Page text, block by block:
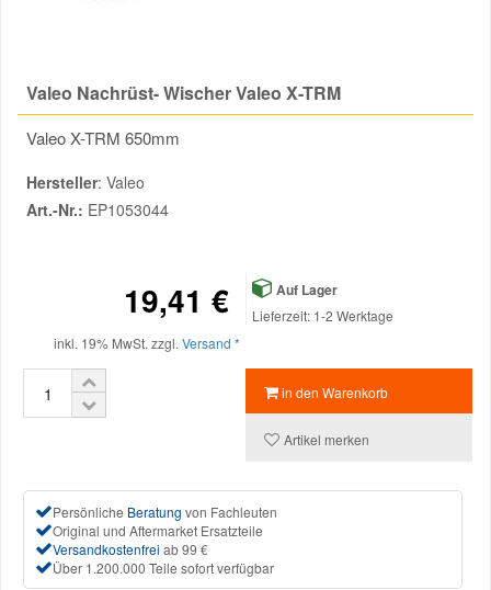
Valeo Nachrüst- Wischer Valeo X-TRM
Valeo X-TRM 650mm
Hersteller: Valeo
Art.-Nr.: EP1053044
19,41 €
inkl. 19% MwSt. zzgl. Versand *
Auf Lager
Lieferzeit: 1-2 Werktage
in den Warenkorb
Artikel merken
Persönliche Beratung von Fachleuten
Original und Aftermarket Ersatzteile
Versandkostenfrei ab 99 €
Über 1.200.000 Teile sofort verfügbar
Karosserie Werkzeug
Werkstattbedarf
Daihatsu Ersatzteile
Hyundai Ersatzteile
Jeep Ersatzteile
Kia Ersatzteile
Mazda Ersatzteile